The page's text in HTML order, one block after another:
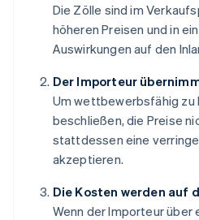
Die Zölle sind im
höheren Preisen und in
Auswirkungen auf den
Der Importeur
Um wettbewerbsfähig zu
beschließen, die Preise
stattdessen eine
akzeptieren.
Die Kosten werden auf
Wenn der Importeur über